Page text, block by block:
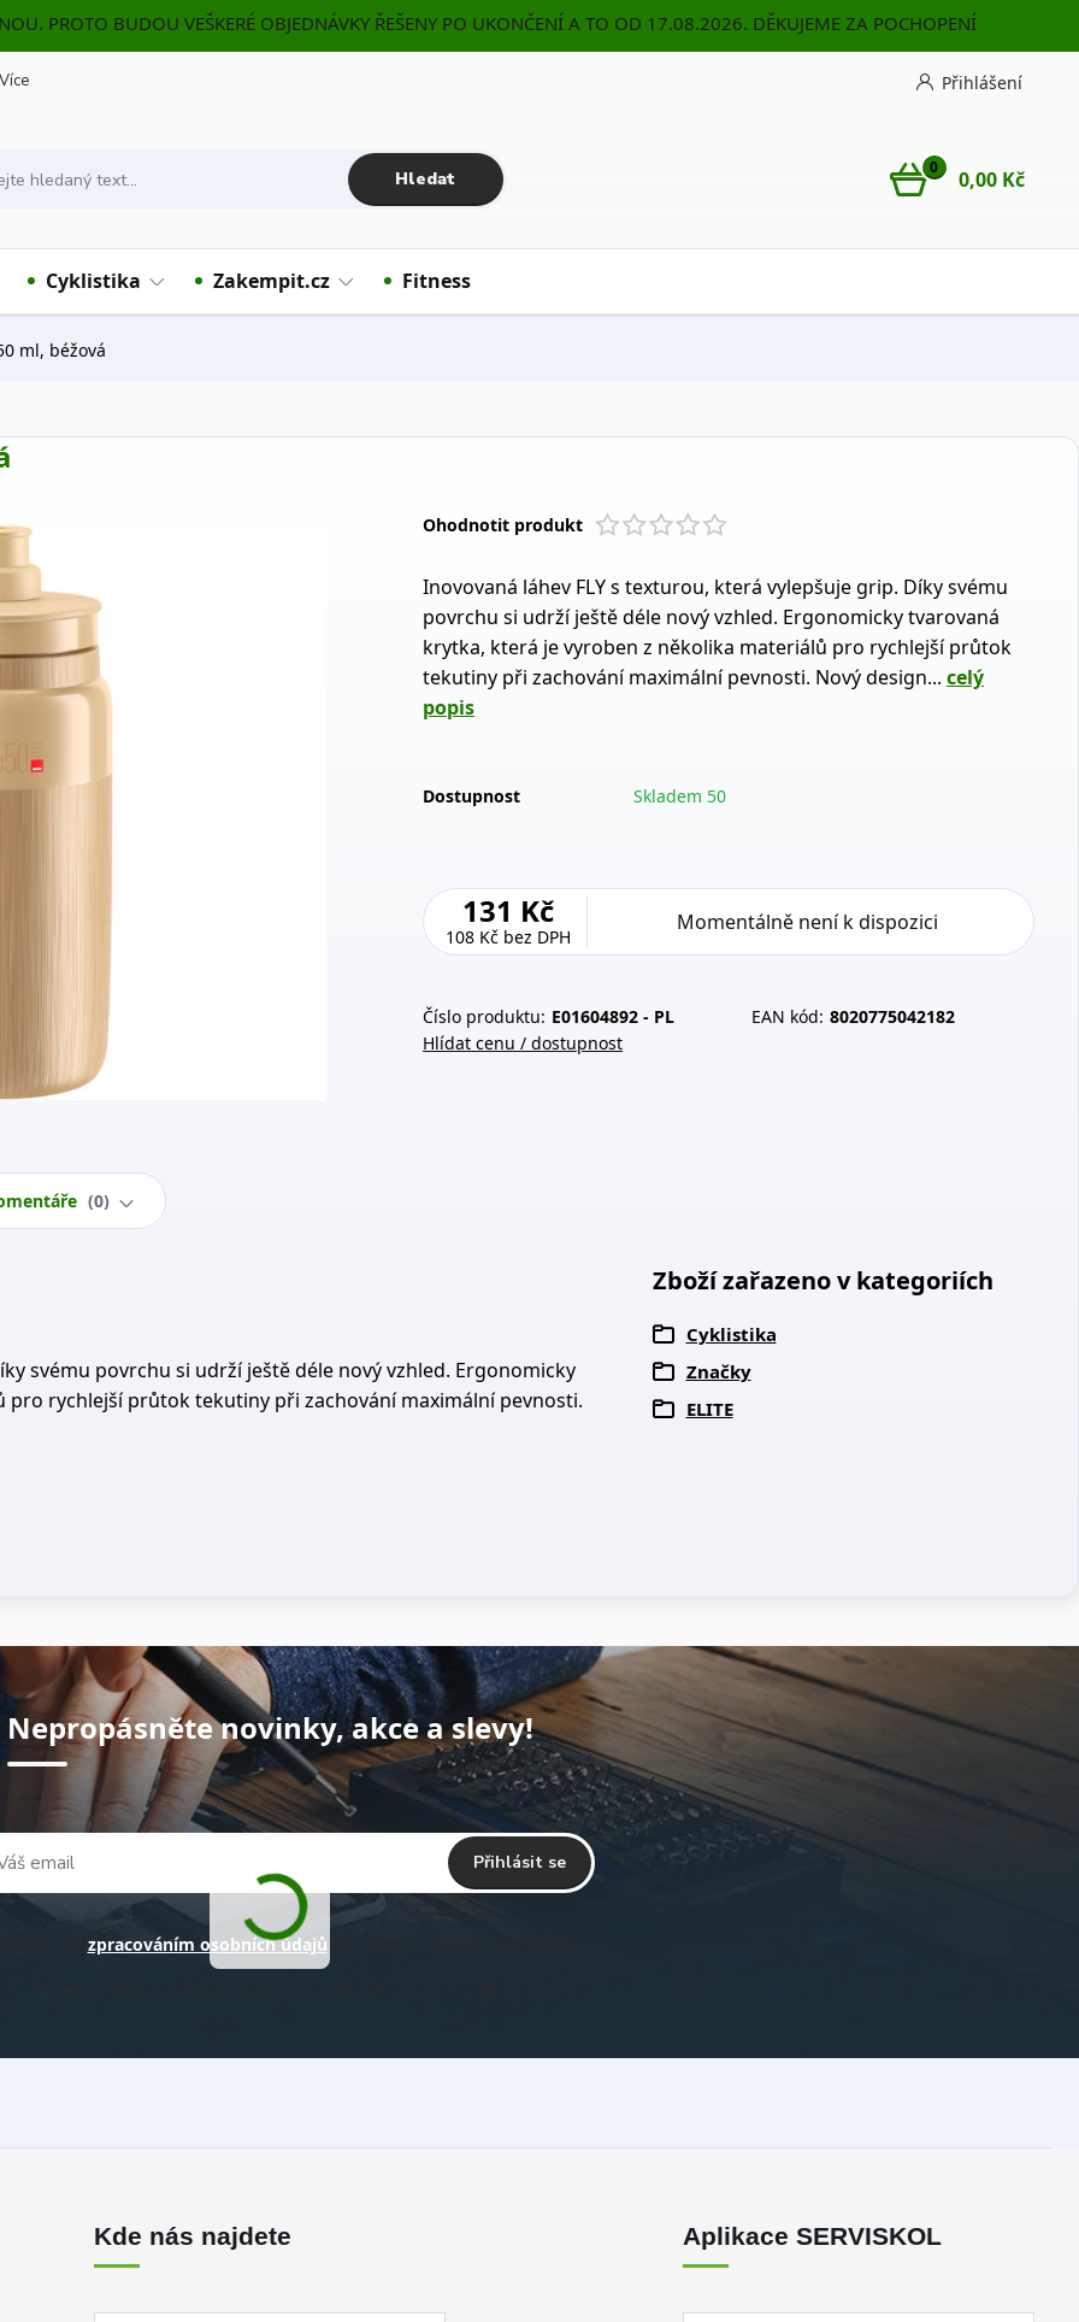
PROTO BUDOU VEŠKERÉ OBJEDNÁVKY ŘEŠENY PO UKONČENÍ A TO OD 17.08.2026. DĚKUJEME ZA POCHOPENÍ
Více Přihlášení
Hledat
0 0,00 Kč
Cyklistika Zakempit.cz Fitness
ml, béžová
Ohodnotit produkt
Inovovaná láhev FLY s texturou, která vylepšuje grip. Díky svému
povrchu si udrží ještě déle nový vzhled. Ergonomicky tvarovaná
krytka, která je vyroben z několika materiálů pro rychlejší průtok
tekutiny při zachování maximální pevnosti. Nový design... celý
popis
Dostupnost Skladem 50
131 Kč
108 Kč bez DPH
Momentálně není k dispozici
Číslo produktu: E01604892 - PL EAN kód: 8020775042182
Hlídat cenu / dostupnost
0
svému povrchu si udrží ještě déle nový vzhled. Ergonomicky
rychlejší průtok tekutiny při zachování maximální pevnosti.
Zboží zařazeno v kategoriích
Cyklistika
Značky
ELITE
Nepropásněte novinky, akce a slevy!
Přihlásit se
zpracováním osobních údajů
Kde nás najdete Aplikace SERVISKOL